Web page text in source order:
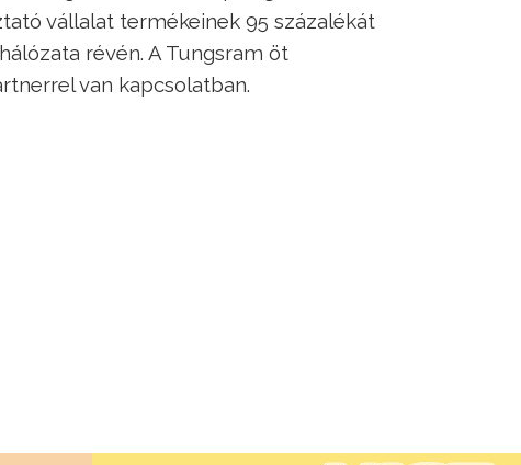
vállalat termékeinek 95 százalékát
révén. A Tungsram öt
van kapcsolatban.